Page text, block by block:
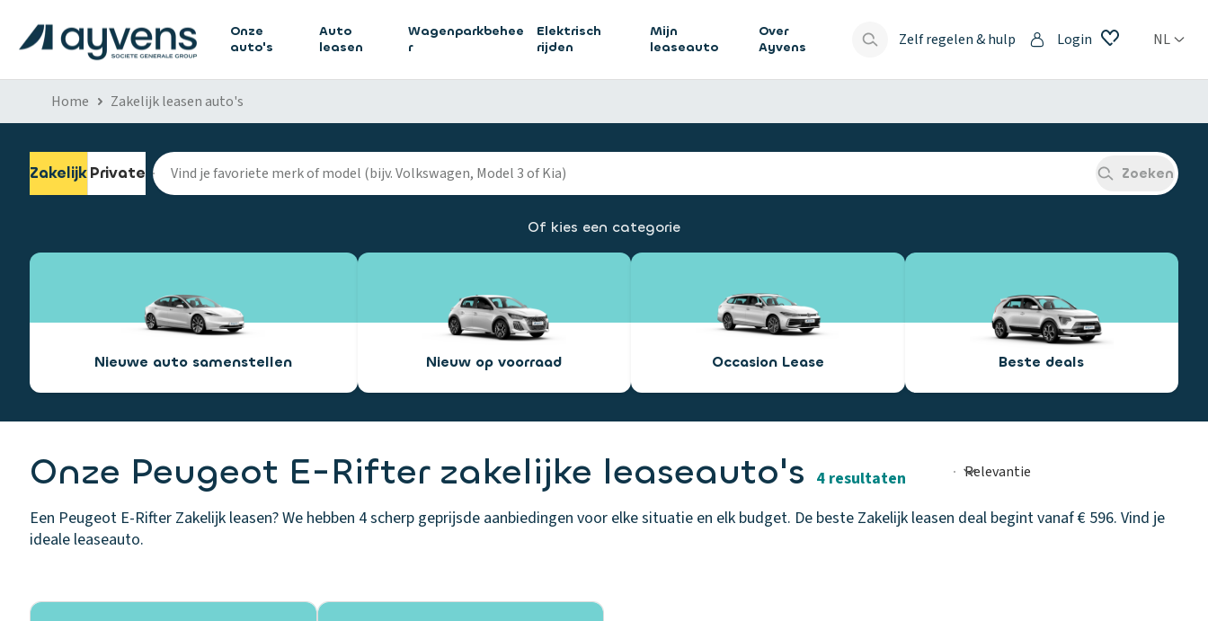
Onze
auto's
Auto
leasen
Wagenparkbehee
r
Elektrisch
rijden
Mijn
leaseauto
Over
Ayvens
Zelf regelen & hulp Login NL
Home Zakelijk leasen auto's
ZakelijkPrivate Zoeken
Of kies een categorie
Nieuwe auto samenstellen Nieuw op voorraad Occasion Lease Beste deals
Onze Peugeot E-Rifter zakelijke leaseauto's 4 resultaten
Een Peugeot E-Rifter Zakelijk leasen? We hebben 4 scherp geprijsde aanbiedingen voor elke situatie en elk budget. De beste Zakelijk leasen deal begint vanaf € 596. Vind je
ideale leaseauto.